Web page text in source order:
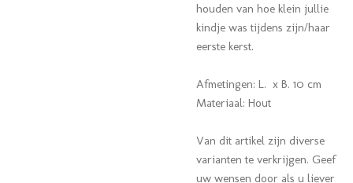
houden van hoe klein jullie
kindje was tijdens zijn/haar
eerste kerst.
Afmetingen: L. x B. 10 cm
Materiaal: Hout
Van dit artikel zijn diverse
varianten te verkrijgen. Geef
uw wensen door als u liever